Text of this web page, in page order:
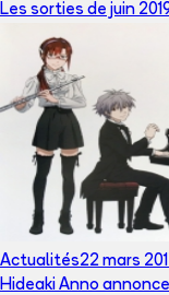
Les sorties de juin
Actualités22 mars
Hideaki Anno